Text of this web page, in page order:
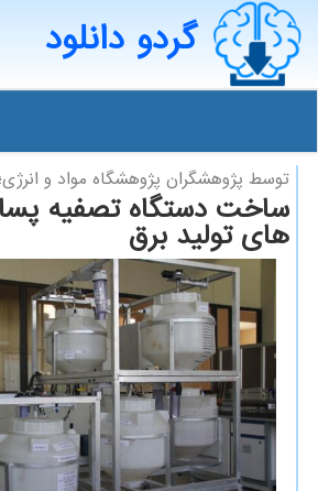
گردو دانلود
توسط پژوهشگران پژوهشگاه مواد و
ساخت دستگاه تصفیه
های تولید برق